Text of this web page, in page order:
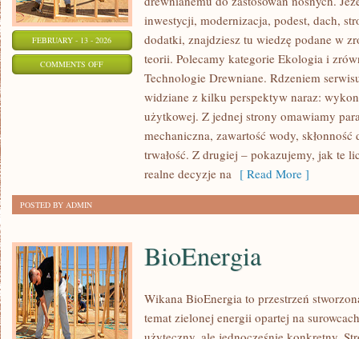
FEBRUARY - 13 - 2026
COMMENTS OFFON
KONSTRUKCJE
DREWNIANE
inwestycji, modernizacja, podest, dach,
dodatki, znajdziesz tu wiedzę podane w
teorii. Polecamy kategorie Ekologia i
Technologie Drewniane. Rdzeniem
widziane z kilku perspektyw naraz:
użytkowej. Z jednej strony omawiamy
mechaniczna, zawartość wody,
trwałość. Z drugiej – pokazujemy, jak te
realne decyzje na [ Read More ]
POSTED BY ADMIN
BioEnergia
Wikana BioEnergia to przestrzeń
temat zielonej energii opartej na